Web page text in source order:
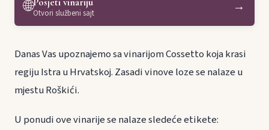
🌐Otvori službeni sajt →
Danas Vas upoznajemo sa vinarijom Cossetto koja krasi
regiju Istra u Hrvatskoj. Zasadi vinove loze se nalaze u
mjestu Roškići.
U ponudi ove vinarije se nalaze sledeće etikete: